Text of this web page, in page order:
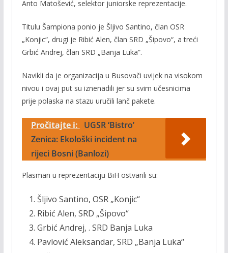
Anto Matošević, selektor juniorske reprezentacije.
Titulu Šampiona ponio je Šljivo Santino, član OSR
„Konjic“, drugi je Ribić Alen, član SRD „Šipovo“, a treći
Grbić Andrej, član SRD „Banja Luka“.
Navikli da je organizacija u Busovači uvijek na visokom
nivou i ovaj put su iznenadili jer su svim učesnicima
prije polaska na stazu uručili lanč pakete.
Pročitajte i:
UGSR ‘Bistro’
Zenica: Ekološki incident na
rijeci Bosni (Banlozi)
Plasman u reprezentaciju BiH ostvarili su:
Šljivo Santino, OSR „Konjic“
Ribić Alen, SRD „Šipovo“
Grbić Andrej, . SRD Banja Luka
Pavlović Aleksandar, SRD „Banja Luka“